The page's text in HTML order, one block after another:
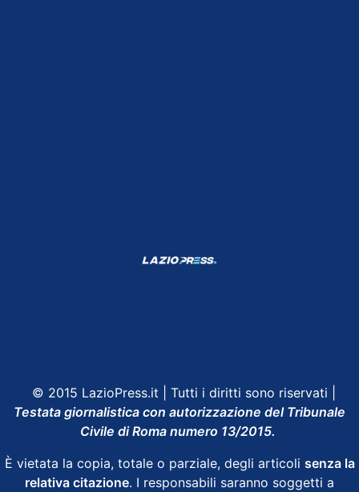
© 2015 LazioPress.it | Tutti i diritti sono riservati |
Testata giornalistica con autorizzazione del Tribunale
Civile di Roma numero 13/2015.
È vietata la copia, totale o parziale, degli articoli senza la
relativa citazione. I responsabili saranno soggetti a